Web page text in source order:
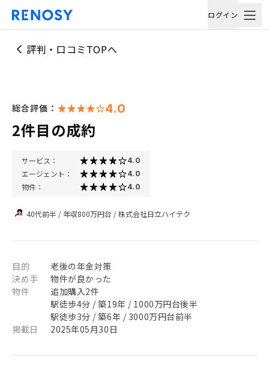
ログイン
評判・口コミTOPへ
総合評価： 4.0
2件目の成約
サービス： 4.0
エージェント： 4.0
物件： 4.0
40代前半 / 年収800万円台 /株式会社日立ハイテク
目的
老後の年金対策
決め手
物件が良かった
物件
追加購入2件
駅徒歩4分 / 築19年 / 1000万円台後半
駅徒歩3分 / 築6年 / 3000万円台前半
掲載日
2025年05月30日